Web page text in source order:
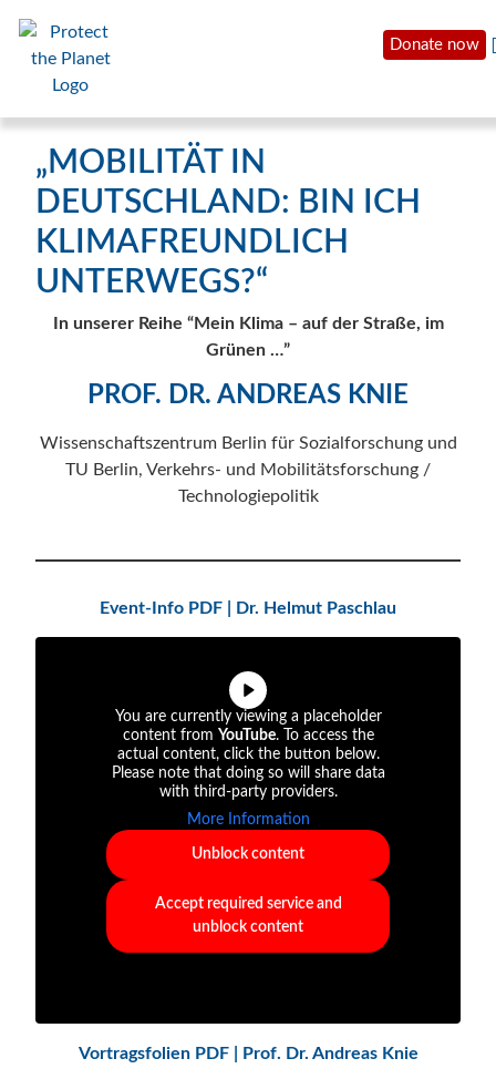
Donate now
„MOBILITÄT IN
DEUTSCHLAND: BIN ICH
KLIMAFREUNDLICH
UNTERWEGS?“
In unserer Reihe “Mein Klima – auf der Straße, im
Grünen …”
PROF. DR. ANDREAS KNIE
Wissenschaftszentrum Berlin für Sozialforschung und
TU Berlin, Verkehrs- und Mobilitätsforschung /
Technologiepolitik
Event-Info PDF | Dr. Helmut Paschlau
You are currently viewing a placeholder
content from YouTube. To access the
actual content, click the button below.
Please note that doing so will share data
with third-party providers.
More Information
Unblock content
Accept required service and
unblock content
Vortragsfolien PDF | Prof. Dr. Andreas Knie